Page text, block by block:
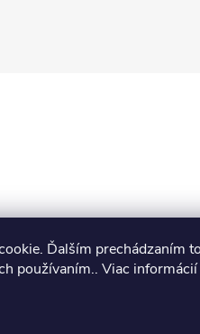
Ďalším prechádzaním
používaním.. Viac informácií